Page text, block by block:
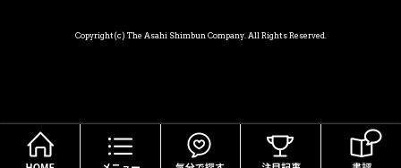
Copyright(c) The Asahi Shimbun Company. All Rights Reserved.